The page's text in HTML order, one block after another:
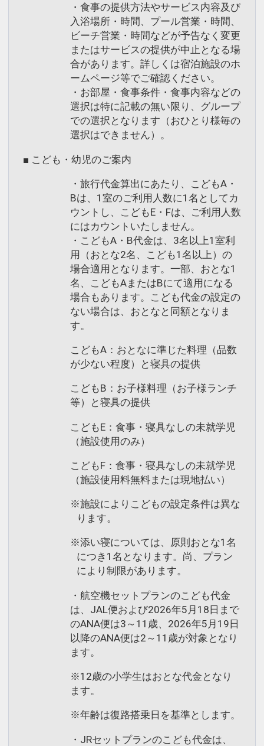
・食事の提供方法やサービス内容及び
入浴場所・時間、プール営業・時間、
ビーチ営業・時間などが予告なく変更
またはサービスの提供が中止となる場
合があります。詳しくは宿泊施設のホ
ームページ等でご確認ください。
・お部屋・食事条件・食事内容などの
選択は特に記載の無い限り、グループ
での選択となります（おひとり様毎の
選択はできません）。
■ こども・幼児のご案内
・旅行代金算出にあたり、こどもA・
Bは、1室のご利用人数に1名としてカ
ウントし、こどもE・Fは、ご利用人数
にはカウントいたしません。
・こどもA・B代金は、3名以上1室利
用（おとな2名、こども1名以上）の
場合適用となります。一部、おとな1
名、こどもAまたはBにて適用になる
場合もあります。こども代金の設定の
ない場合は、おとなと同額となりま
す。
こどもA：おとなに準じた料理（品数
が少ない程度）と寝具の提供
こどもB：お子様料理（お子様ランチ
等）と寝具の提供
こどもE：食事・寝具なしの未就学児
（施設使用のみ）
こどもF：食事・寝具なしの未就学児
（施設使用料無料または現地払い）
※施設によりこどもの設定条件は異な
ります。
※添い寝については、原則おとな1名
につき1名となります。尚、プラン
により制限があります。
・航空機セットプランのこども代金
は、JAL便および2026年5月18日まで
のANA便は3～11歳、2026年5月19日
以降のANA便は2～11歳が対象となり
ます。
※12歳の小学生はおとな代金となり
ます。
※年齢は復路搭乗日を基準とします。
・JRセットプランのこども代金は、